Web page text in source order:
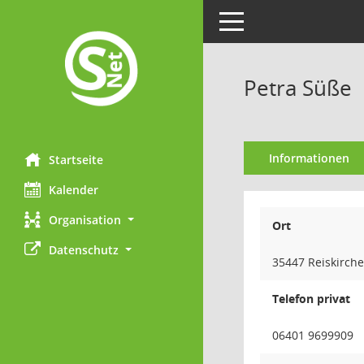
Startseite
Kalender
Organisation
Datenschutz
Toggle navigation
Petra Süße
Informationen
Ort
35447
Telefon privat
06401 9699909